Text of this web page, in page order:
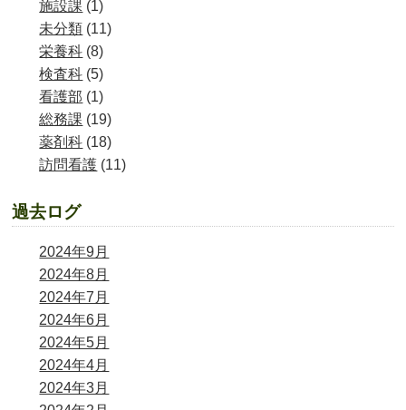
施設課 (1)
未分類 (11)
栄養科 (8)
検査科 (5)
看護部 (1)
総務課 (19)
薬剤科 (18)
訪問看護 (11)
過去ログ
2024年9月
2024年8月
2024年7月
2024年6月
2024年5月
2024年4月
2024年3月